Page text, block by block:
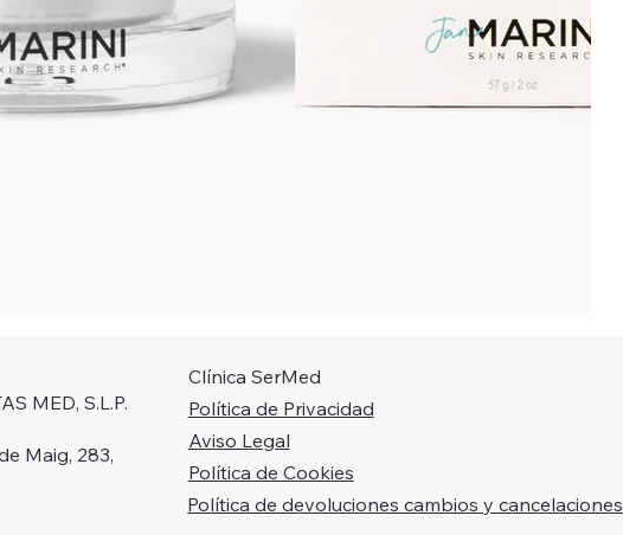
MED, S.L.P.
Maig, 283,
Clínica SerMed
Política de Privacidad
Aviso Legal
Política de Cookies
Política de devoluciones cambios y cancelaciones